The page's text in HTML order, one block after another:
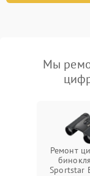
Мы
Ремонт
Sportstar